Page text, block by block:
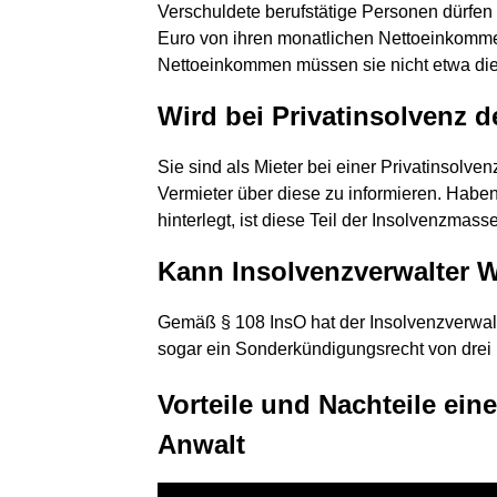
Verschuldete berufstätige Personen
Euro von ihren monatlichen
Nettoeinkommen müssen sie nicht etwa
Wird bei Privatinsolvenz
Sie sind als Mieter bei einer
Vermieter über diese zu informieren.
hinterlegt, ist diese Teil der
Kann Insolvenzverwalter
Gemäß § 108 InsO hat der
sogar ein Sonderkündigungsrecht von
Vorteile und Nachteile
Anwalt